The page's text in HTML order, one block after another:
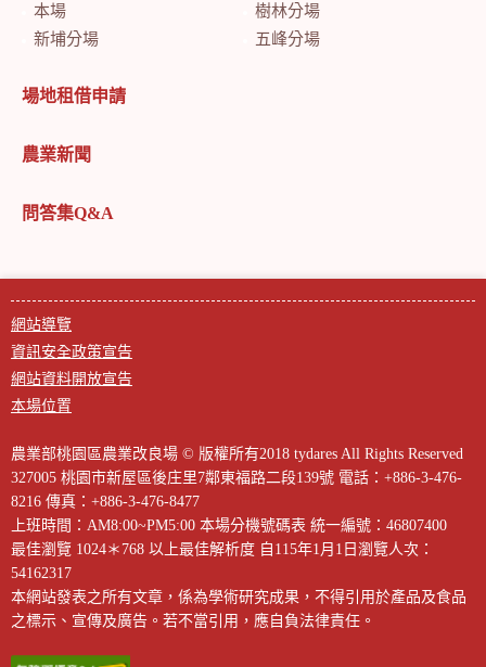
本場
樹林分場
新埔分場
五峰分場
場地租借申請
農業新聞
問答集Q&A
網站導覽
資訊安全政策宣告
網站資料開放宣告
本場位置
農業部桃園區農業改良場 © 版權所有2018 tydares All Rights Reserved
327005 桃園市新屋區後庄里7鄰東福路二段139號 電話：+886-3-476-
8216 傳真：+886-3-476-8477
上班時間：AM8:00~PM5:00 本場分機號碼表 統一編號：46807400
最佳瀏覽 1024＊768 以上最佳解析度 自115年1月1日瀏覽人次：
54162317
本網站發表之所有文章，係為學術研究成果，不得引用於產品及食品
之標示、宣傳及廣告。若不當引用，應自負法律責任。